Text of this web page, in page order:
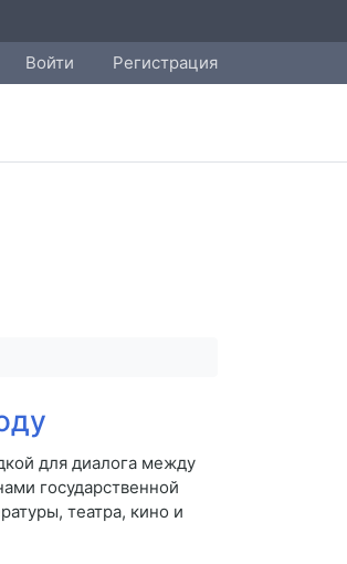
Войти Регистрация
для диалога между
государственной
театра, кино и